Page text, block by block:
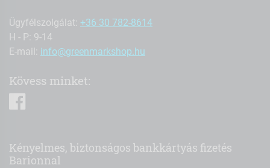
Ügyfélszolgálat: +36 30 782-8614
H - P: 9-14
E-mail: info@greenmarkshop.hu
Kövess minket:
Kényelmes, biztonságos bankkártyás fizetés
Barionnal